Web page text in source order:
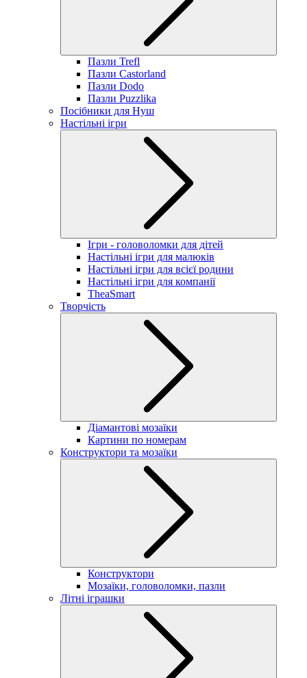
Пазли Trefl
Пазли Castorland
Пазли Dodo
Пазли Puzzlika
Посібники для Нуш
Настільні ігри
Ігри - головоломки для дітей
Настільні ігри для малюків
Настільні ігри для всієї родини
Настільні ігри для компанії
TheaSmart
Творчість
Діамантові мозаїки
Картини по номерам
Конструктори та мозаїки
Конструктори
Мозаїки, головоломки, пазли
Літні іграшки